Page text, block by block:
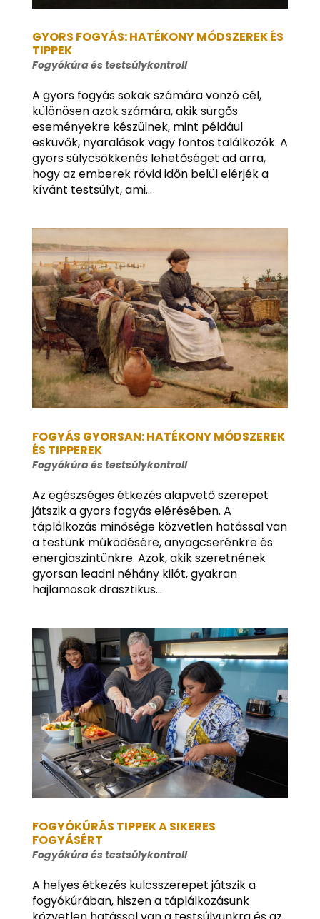
GYORS FOGYÁS: HATÉKONY MÓDSZEREK ÉS
TIPPEK
Fogyókúra és testsúlykontroll
A gyors fogyás sokak számára vonzó cél,
különösen azok számára, akik sürgős
eseményekre készülnek, mint például
esküvők, nyaralások vagy fontos találkozók. A
gyors súlycsökkenés lehetőséget ad arra,
hogy az emberek rövid időn belül elérjék a
kívánt testsúlyt, ami...
FOGYÁS GYORSAN: HATÉKONY MÓDSZEREK
ÉS TIPPEREK
Fogyókúra és testsúlykontroll
Az egészséges étkezés alapvető szerepet
játszik a gyors fogyás elérésében. A
táplálkozás minősége közvetlen hatással van
a testünk működésére, anyagcserénkre és
energiaszintünkre. Azok, akik szeretnének
gyorsan leadni néhány kilót, gyakran
hajlamosak drasztikus...
FOGYÓKÚRÁS TIPPEK A SIKERES
FOGYÁSÉRT
Fogyókúra és testsúlykontroll
A helyes étkezés kulcsszerepet játszik a
fogyókúrában, hiszen a táplálkozásunk